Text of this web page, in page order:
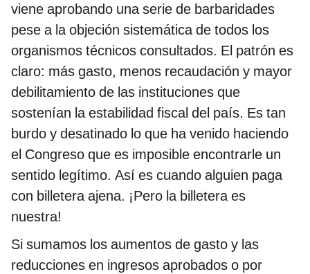
viene aprobando una serie de barbaridades
pese a la objeción sistemática de todos los
organismos técnicos consultados. El patrón es
claro: más gasto, menos recaudación y mayor
debilitamiento de las instituciones que
sostenían la estabilidad fiscal del país. Es tan
burdo y desatinado lo que ha venido haciendo
el Congreso que es imposible encontrarle un
sentido legítimo. Así es cuando alguien paga
con billetera ajena. ¡Pero la billetera es
nuestra!
Si sumamos los aumentos de gasto y las
reducciones en ingresos aprobados o por